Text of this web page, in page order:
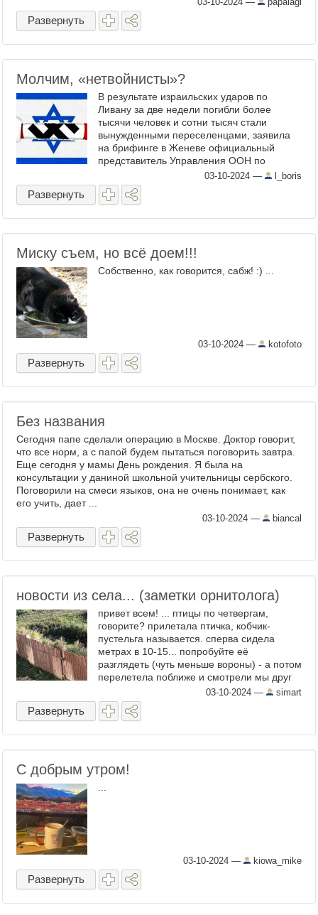
Развернуть
Молчим, «нетвойнисты»?
В результате израильских ударов по
Ливану за две недели погибли более
тысячи человек и сотни тысяч стали
вынужденными переселенцами, заявила
на брифинге в Женеве официальный
представитель Управления ООН по
правам человека (УВКПЧ) Элизабет
Троссел. Что там Международный
олимпийский ...
03-10-2024 — l_boris
Развернуть
Миску съем, но всё доем!!!
Собственно, как говорится, сабж! :) ...
03-10-2024 — kotofoto
Развернуть
Без названия
Сегодня папе сделали операцию в Москве. Доктор говорит,
что все норм, а с папой будем пытаться поговорить завтра.
Еще сегодня у мамы День рождения. Я была на
консультации у даниной школьной учительницы сербского.
Поговорили на смеси языков, она не очень понимает, как
его учить, дает ...
03-10-2024 — biancal
Развернуть
новости из села... (заметки орнитолога)
привет всем! ... птицы по четвергам,
говорите? прилетала птичка, кобчик-
пустельга называется. сперва сидела
метрах в 10-15... попробуйте её
разглядеть (чуть меньше вороны) - а потом
перелетела поближе и смотрели мы друг
на друга минут 5. птичка никуда не
спешила. синички при этом ...
03-10-2024 — simart
Развернуть
С добрым утром!
03-10-2024 — kiowa_mike
Развернуть